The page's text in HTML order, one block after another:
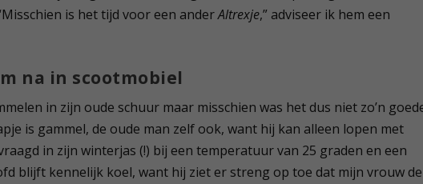
is het tijd voor een anderAltrexje,” adviseer ik hem een
na in scootmobiel
in zijn oude schuur maar misschien was het dus niet zo’n
is gammel, de oude man zelf ook, want hij kan alleen lopen met
in zijn winterjas (!) bij een temperatuur van 25 graden en een
blijft kennelijk koel, want hij ziet er streng op toe dat mijn vrouw de